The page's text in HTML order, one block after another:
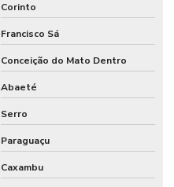
Corinto
Francisco Sá
Conceição do Mato Dentro
Abaeté
Serro
Paraguaçu
Caxambu